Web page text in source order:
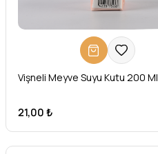
Vişneli Meyve Suyu Kutu 200 Ml
21,00 ₺